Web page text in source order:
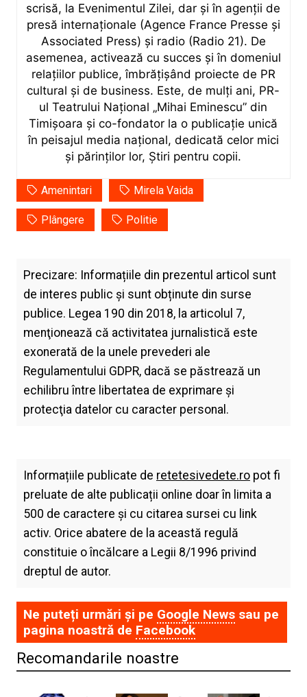
scrisă, la Evenimentul Zilei, dar și în agenții de
presă internaționale (Agence France Presse și
Associated Press) și radio (Radio 21). De
asemenea, activează cu succes și în domeniul
relațiilor publice, îmbrățișând proiecte de PR
cultural și de business. Este, de mulți ani, PR-
ul Teatrului Național „Mihai Eminescu” din
Timișoara și co-fondator la o publicație unică
în peisajul media național, dedicată celor mici
și părinților lor, Știri pentru copii.
Amenintari Mirela Vaida
Plângere Politie
Precizare: Informațiile din prezentul articol sunt
de interes public și sunt obținute din surse
publice. Legea 190 din 2018, la articolul 7,
menţionează că activitatea jurnalistică este
exonerată de la unele prevederi ale
Regulamentului GDPR, dacă se păstrează un
echilibru între libertatea de exprimare şi
protecţia datelor cu caracter personal.
Informațiile publicate de retetesivedete.ropot fi
preluate de alte publicații online doar în limita a
500 de caractere și cu citarea sursei cu link
activ. Orice abatere de la această regulă
constituie o încălcare a Legii 8/1996 privind
dreptul de autor.
Ne puteți urmări și pe Google Newssau pe
pagina noastră de Facebook
Recomandarile noastre